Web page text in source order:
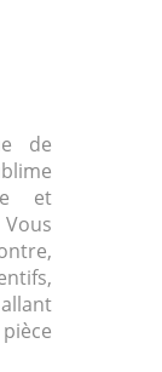
de
et